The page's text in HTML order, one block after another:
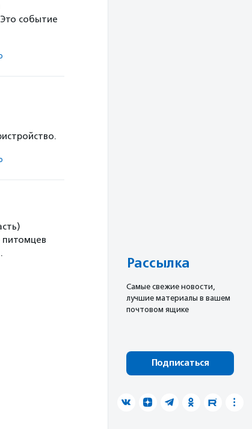
событие
питомцев
Рассылка
Cамые свежие новости,
лучшие материалы в вашем
почтовом ящике
Подписаться